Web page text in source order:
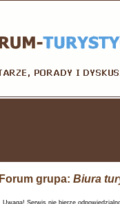
Forum grupa: Biura
Uwaga! Serwis nie bierze